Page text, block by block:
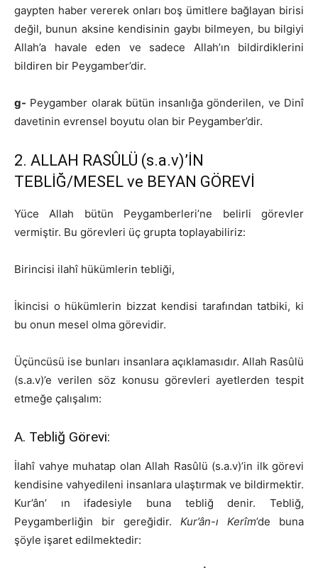
gaypten haber vererek onları boş ümitlere bağlayan birisi
değil, bunun aksine kendisinin gaybı bilmeyen, bu bilgiyi
Allah’a havale eden ve sadece Allah’ın bildirdiklerini
bildiren bir Peygamber’dir.
g- Peygamber olarak bütün insanlığa gönderilen, ve Dinî
davetinin evrensel boyutu olan bir Peygamber’dir.
2. ALLAH RASÛLÜ (s.a.v)’İN
TEBLİĞ/MESEL ve BEYAN GÖREVİ
Yüce Allah bütün Peygamberleri’ne belirli görevler
vermiştir. Bu görevleri üç grupta toplayabiliriz:
Birincisi ilahî hükümlerin tebliği,
İkincisi o hükümlerin bizzat kendisi tarafından tatbiki, ki
bu onun mesel olma görevidir.
Üçüncüsü ise bunları insanlara açıklamasıdır. Allah Rasûlü
(s.a.v)’e verilen söz konusu görevleri ayetlerden tespit
etmeğe çalışalım:
A. Tebliğ Görevi:
İlahî vahye muhatap olan Allah Rasûlü (s.a.v)’in ilk görevi
kendisine vahyedileni insanlara ulaştırmak ve bildirmektir.
Kur’ân’ ın ifadesiyle buna tebliğ denir. Tebliğ,
Peygamberliğin bir gereğidir. Kur’ân-ı Kerîm’de buna
şöyle işaret edilmektedir: